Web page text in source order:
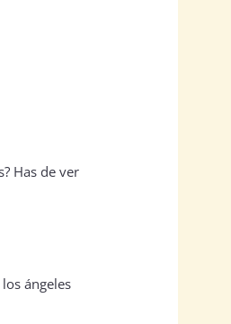
Has de ver
ángeles